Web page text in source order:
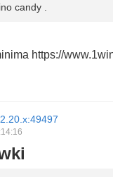
candy .
https://